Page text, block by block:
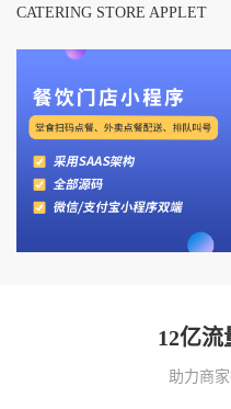
CATERING STORE APPLET
12亿流
助力商